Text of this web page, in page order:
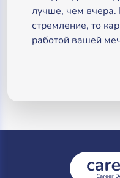
лучше, чем вчера.
стремление, то
работой вашей